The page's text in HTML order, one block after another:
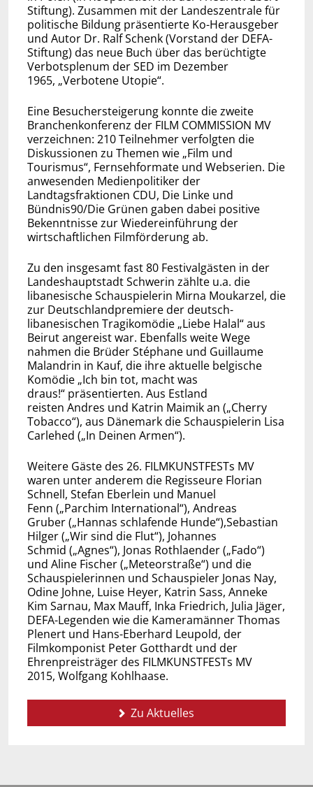
Stiftung). Zusammen mit der Landeszentrale für
politische Bildung präsentierte Ko-Herausgeber
und Autor Dr. Ralf Schenk (Vorstand der DEFA-
Stiftung) das neue Buch über das berüchtigte
Verbotsplenum der SED im Dezember
1965, „Verbotene Utopie“.
Eine Besuchersteigerung konnte die zweite
Branchenkonferenz der FILM COMMISSION MV
verzeichnen: 210 Teilnehmer verfolgten die
Diskussionen zu Themen wie „Film und
Tourismus“, Fernsehformate und Webserien. Die
anwesenden Medienpolitiker der
Landtagsfraktionen CDU, Die Linke und
Bündnis90/Die Grünen gaben dabei positive
Bekenntnisse zur Wiedereinführung der
wirtschaftlichen Filmförderung ab.
Zu den insgesamt fast 80 Festivalgästen in der
Landeshauptstadt Schwerin zählte u.a. die
libanesische Schauspielerin Mirna Moukarzel, die
zur Deutschlandpremiere der deutsch-
libanesischen Tragikomödie „Liebe Halal“ aus
Beirut angereist war. Ebenfalls weite Wege
nahmen die Brüder Stéphane und Guillaume
Malandrin in Kauf, die ihre aktuelle belgische
Komödie „Ich bin tot, macht was
draus!“ präsentierten. Aus Estland
reisten Andres und Katrin Maimik an („Cherry
Tobacco“), aus Dänemark die Schauspielerin Lisa
Carlehed („In Deinen Armen“).
Weitere Gäste des 26. FILMKUNSTFESTs MV
waren unter anderem die Regisseure Florian
Schnell, Stefan Eberlein und Manuel
Fenn („Parchim International“), Andreas
Gruber („Hannas schlafende Hunde“),Sebastian
Hilger („Wir sind die Flut“), Johannes
Schmid („Agnes“), Jonas Rothlaender („Fado“)
und Aline Fischer („Meteorstraße“) und die
Schauspielerinnen und Schauspieler Jonas Nay,
Odine Johne, Luise Heyer, Katrin Sass, Anneke
Kim Sarnau, Max Mauff, Inka Friedrich, Julia Jäger,
DEFA-Legenden wie die Kameramänner Thomas
Plenert und Hans-Eberhard Leupold, der
Filmkomponist Peter Gotthardt und der
Ehrenpreisträger des FILMKUNSTFESTs MV
2015, Wolfgang Kohlhaase.
Zu Aktuelles